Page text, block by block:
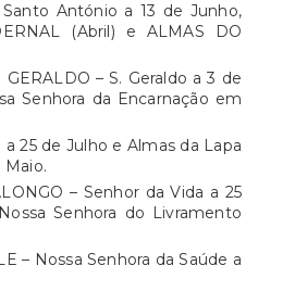
Santo António a 13 de Junho,
(Abril) e ALMAS DO
– S. Geraldo a 3 de
Senhora da Encarnação em
a 25 de Julho e Almas da Lapa
– Senhor da Vida a 25
Senhora do Livramento
– Nossa Senhora da Saúde a